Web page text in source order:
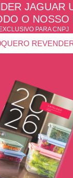
JAGUAR
O
PARA CNPJ
QUERO